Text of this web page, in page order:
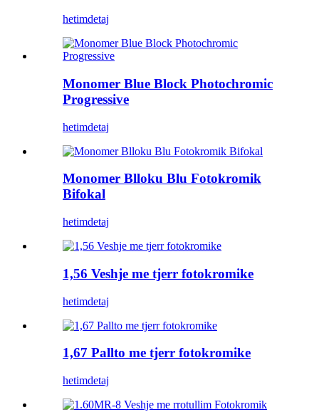
hetimdetaj
Monomer Blue Block Photochromic
Progressive
hetimdetaj
Monomer Blloku Blu Fotokromik
Bifokal
hetimdetaj
1,56 Veshje me tjerr fotokromike
hetimdetaj
1,67 Pallto me tjerr fotokromike
hetimdetaj